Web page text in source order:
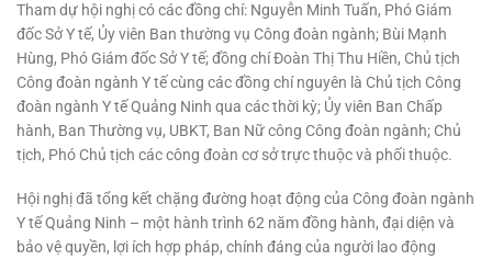
Tham dự hội nghị có các đồng chí: Nguyễn Minh Tuấn, Phó Giám
đốc Sở Y tế, Ủy viên Ban thường vụ Công đoàn ngành; Bùi Mạnh
Hùng, Phó Giám đốc Sở Y tế; đồng chí Đoàn Thị Thu Hiền, Chủ tịch
Công đoàn ngành Y tế cùng các đồng chí nguyên là Chủ tịch Công
đoàn ngành Y tế Quảng Ninh qua các thời kỳ; Ủy viên Ban Chấp
hành, Ban Thường vụ, UBKT, Ban Nữ công Công đoàn ngành; Chủ
tịch, Phó Chủ tịch các công đoàn cơ sở trực thuộc và phối thuộc.
Hội nghị đã tổng kết chặng đường hoạt động của Công đoàn ngành
Y tế Quảng Ninh – một hành trình 62 năm đồng hành, đại diện và
bảo vệ quyền, lợi ích hợp pháp, chính đáng của người lao động